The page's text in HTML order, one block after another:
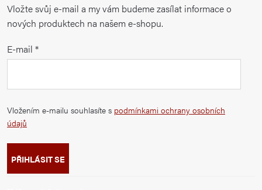
Vložte svůj e-mail a my vám budeme zasílat informace o
nových produktech na našem e-shopu.
E-mail
Vložením e-mailu souhlasíte s podmínkami ochrany osobních
údajů
PŘIHLÁSIT SE